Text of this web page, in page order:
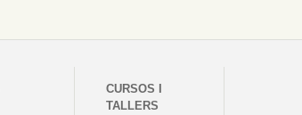
CURSOS I
TALLERS